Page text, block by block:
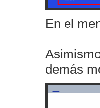
En el
demás